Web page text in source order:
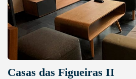
Casas das Figueiras II